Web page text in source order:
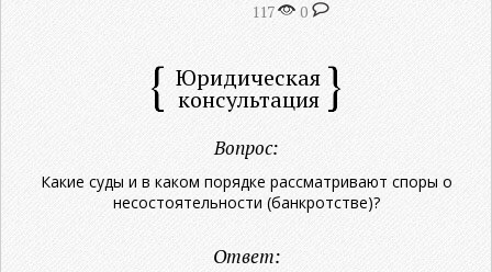
117 0
Юридическая
консультация
Вопрос:
Какие суды и в каком порядке рассматривают споры о
несостоятельности (банкротстве)?
Ответ: